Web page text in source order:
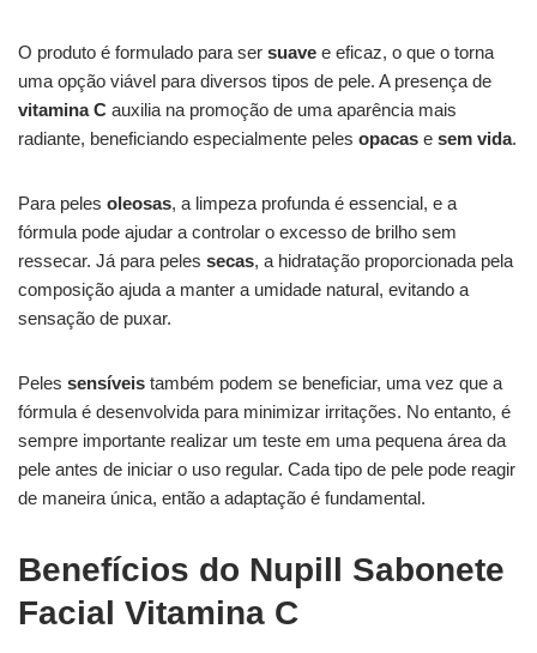
O produto é formulado para ser suave e eficaz, o que o torna
uma opção viável para diversos tipos de pele. A presença de
vitamina C auxilia na promoção de uma aparência mais
radiante, beneficiando especialmente peles opacas e sem vida.
Para peles oleosas, a limpeza profunda é essencial, e a
fórmula pode ajudar a controlar o excesso de brilho sem
ressecar. Já para peles secas, a hidratação proporcionada pela
composição ajuda a manter a umidade natural, evitando a
sensação de puxar.
Peles sensíveis também podem se beneficiar, uma vez que a
fórmula é desenvolvida para minimizar irritações. No entanto, é
sempre importante realizar um teste em uma pequena área da
pele antes de iniciar o uso regular. Cada tipo de pele pode reagir
de maneira única, então a adaptação é fundamental.
Benefícios do Nupill Sabonete
Facial Vitamina C